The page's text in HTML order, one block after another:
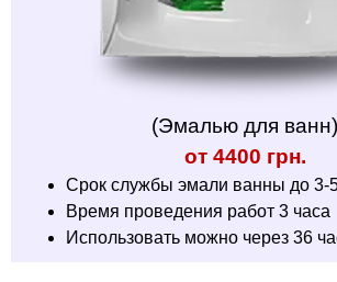
(Эмалью для ванн)
от 4400 грн.
Срок службы эмали ванны до 3-
Время проведения работ 3 часа
Использовать можно через 36